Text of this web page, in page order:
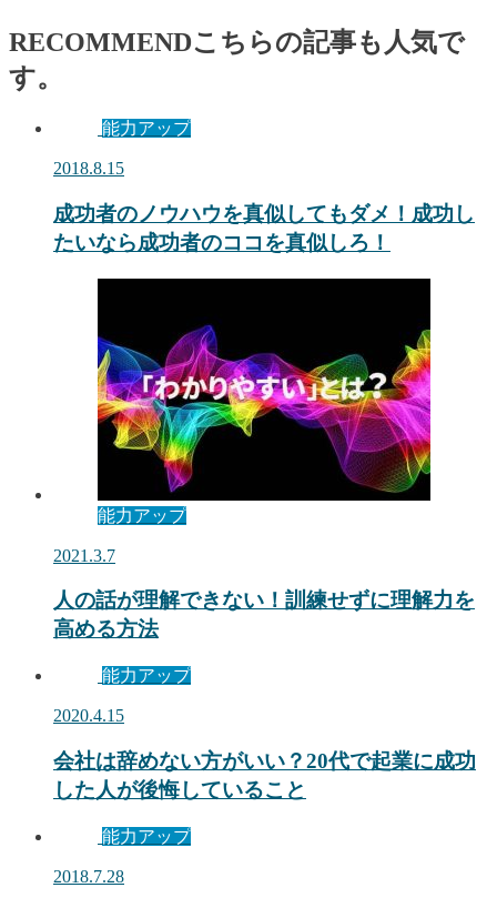
RECOMMENDこちらの記事も人気で
す。
能力アップ
2018.8.15
成功者のノウハウを真似してもダメ！成功し
たいなら成功者のココを真似しろ！
能力アップ
2021.3.7
人の話が理解できない！訓練せずに理解力を
高める方法
能力アップ
2020.4.15
会社は辞めない方がいい？20代で起業に成功
した人が後悔していること
能力アップ
2018.7.28